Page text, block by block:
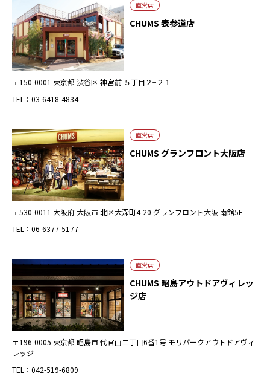
直営店
CHUMS 表参道店
〒150-0001 東京都 渋谷区 神宮前 ５丁目２−２１
TEL：03-6418-4834
直営店
CHUMS グランフロント大阪店
〒530-0011 大阪府 大阪市 北区大深町4-20 グランフロント大阪 南館5F
TEL：06-6377-5177
直営店
CHUMS 昭島アウトドアヴィレッ
ジ店
〒196-0005 東京都 昭島市 代官山二丁目6番1号 モリパークアウトドアヴィ
レッジ
TEL：042-519-6809